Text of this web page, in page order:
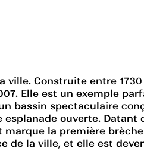
Construite entre 1730
Elle est un exemple
bassin spectaculaire
ouverte.
marque la première
de la ville, et elle est